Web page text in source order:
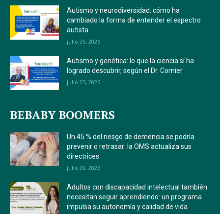
Autismo y neurodiversidad: cómo ha
cambiado la forma de entender el espectro
autista
julio 25, 2026
Autismo y genética: lo que la ciencia sí ha
logrado descubrir, según el Dr. Cornier
julio 25, 2026
BEBABY BOOMERS
Un 45 % del riesgo de demencia se podría
prevenir o retrasar: la OMS actualiza sus
directrices
julio 29, 2026
Adultos con discapacidad intelectual también
necesitan seguir aprendiendo: un programa
impulsa su autonomía y calidad de vida